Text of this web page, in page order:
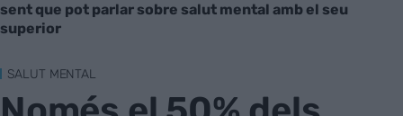
sent que pot parlar sobre salut mental amb el seu
superior
SALUT MENTAL